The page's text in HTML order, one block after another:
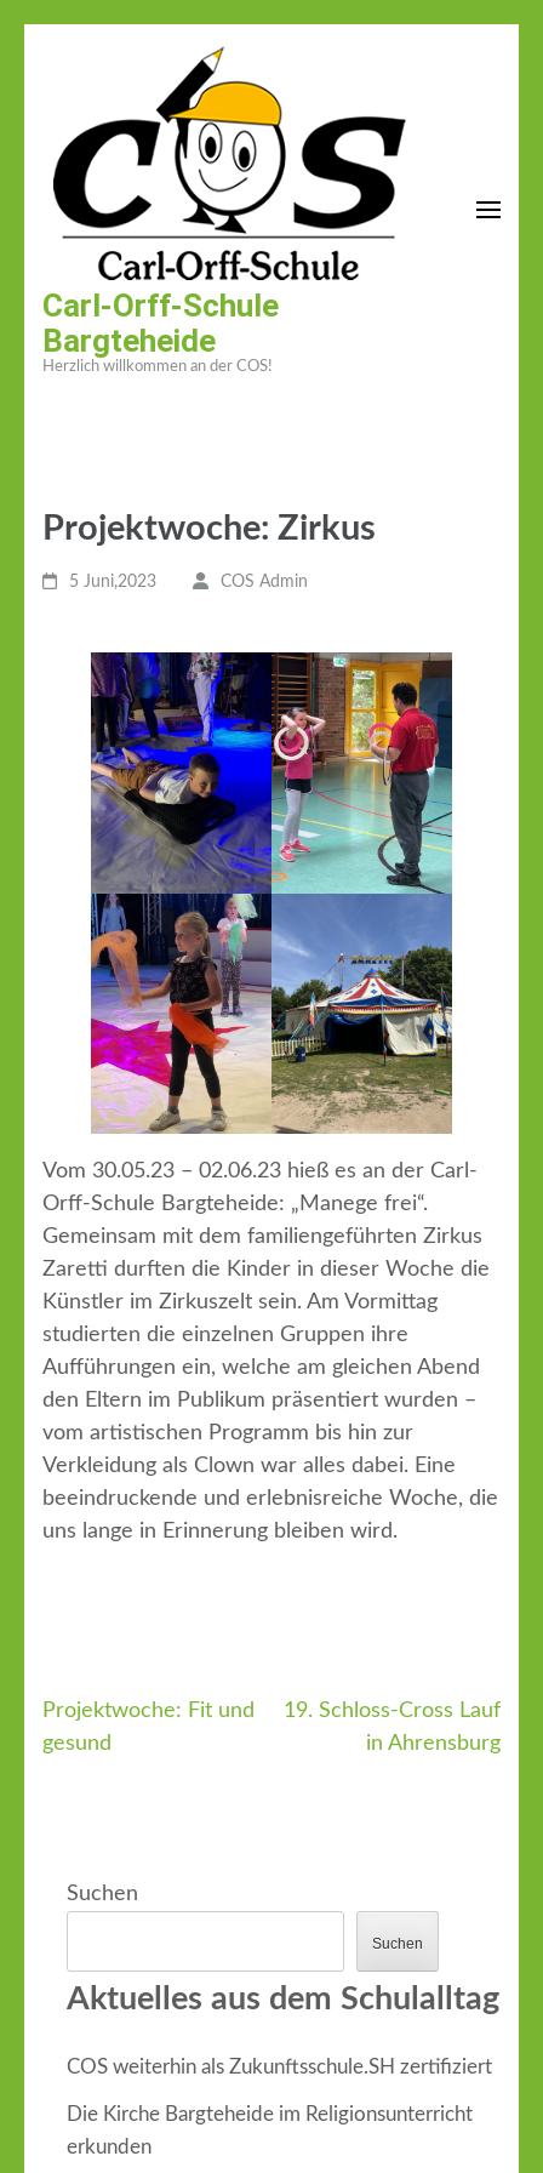
(Enter
drücken)
Carl-Orff-Schule
Bargteheide
Herzlich willkommen an der COS!
Projektwoche: Zirkus
5 Juni,2023 COS Admin
Vom 30.05.23 – 02.06.23 hieß es an der Carl-
Orff-Schule Bargteheide: „Manege frei“.
Gemeinsam mit dem familiengeführten Zirkus
Zaretti durften die Kinder in dieser Woche die
Künstler im Zirkuszelt sein. Am Vormittag
studierten die einzelnen Gruppen ihre
Aufführungen ein, welche am gleichen Abend
den Eltern im Publikum präsentiert wurden –
vom artistischen Programm bis hin zur
Verkleidung als Clown war alles dabei. Eine
beeindruckende und erlebnisreiche Woche, die
uns lange in Erinnerung bleiben wird.
Beitragsnavigation
Projektwoche: Fit und
gesund
19. Schloss-Cross Lauf
in Ahrensburg
Suchen
Suchen
Aktuelles aus dem Schulalltag
COS weiterhin als Zukunftsschule.SH zertifiziert
Die Kirche Bargteheide im Religionsunterricht
erkunden